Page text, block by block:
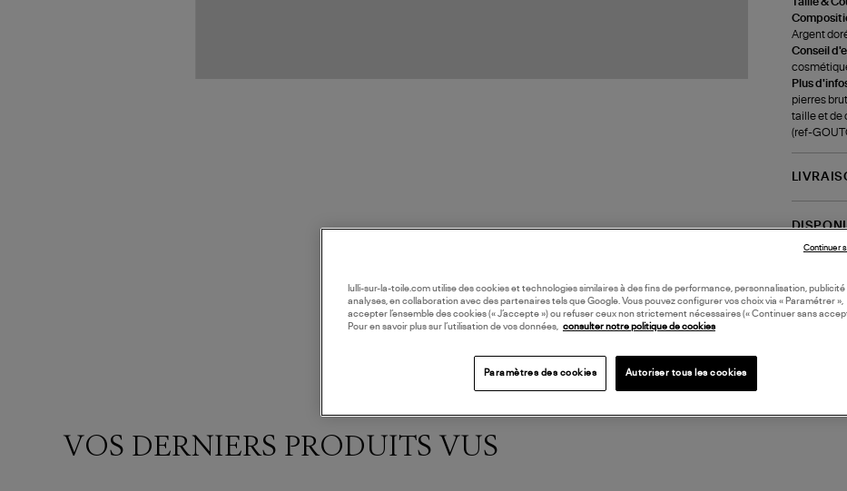
Argent
Conseil
Plus
pierres
taille et de
(ref-
VOS DERNIERS PRODUITS VUS
lulli-sur-la-toile.com utilise des cookies et technologies similaires à des fins de performance, personnalisation, publicité
analyses, en collaboration avec des partenaires tels que Google. Vous pouvez configurer vos choix via « Paramétrer »,
accepter l’ensemble des cookies (« J’accepte ») ou refuser ceux non strictement nécessaires (« Continuer sans
Pour en savoir plus sur l’utilisation de vos données,
consulter notre politique de cookies
Paramètres des cookies Autoriser tous les cookies
Continuer